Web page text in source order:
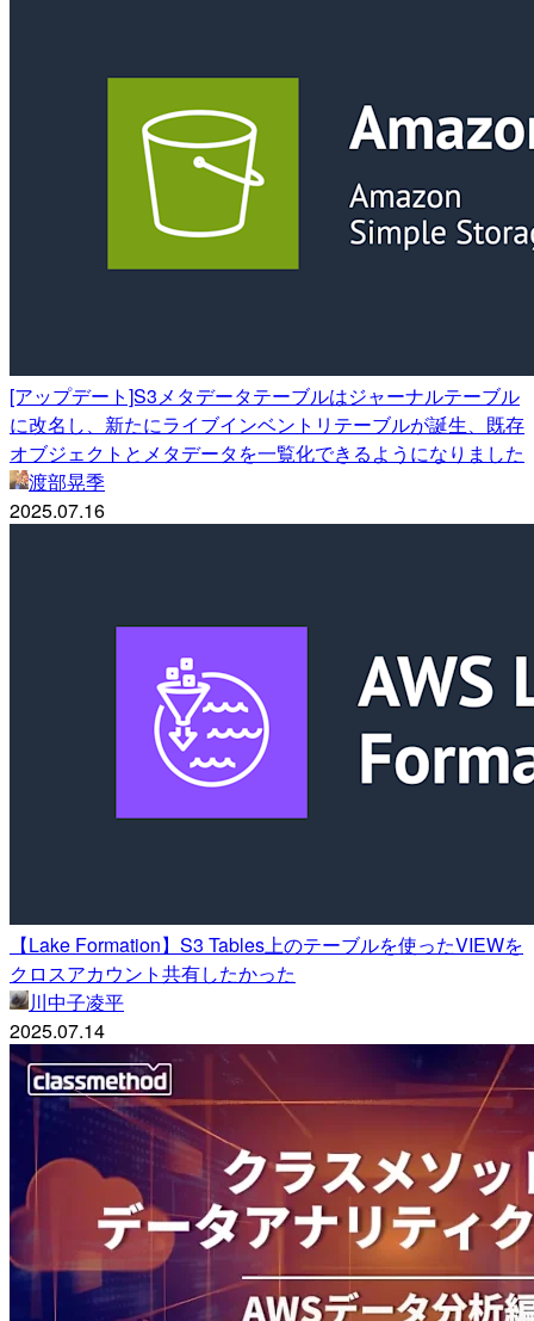
[アップデート]S3メタデータテーブルはジャーナルテーブル
に改名し、新たにライブインベントリテーブルが誕生、既存
オブジェクトとメタデータを一覧化できるようになりました
渡部晃季
2025.07.16
【Lake Formation】S3 Tables上のテーブルを使ったVIEWを
クロスアカウント共有したかった
川中子凌平
2025.07.14